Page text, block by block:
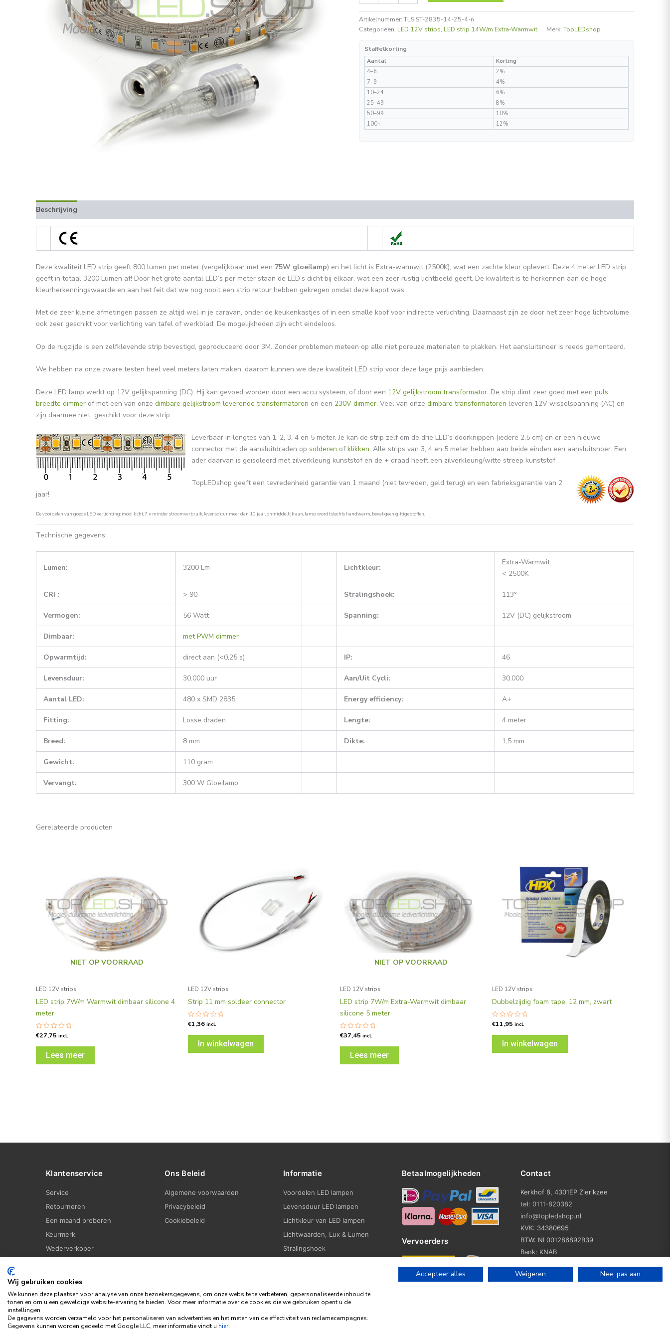
Artikelnummer:TLS ST-2835-14-25-4-n
Categorieën: LED 12V strips, LED strip 14W/m Extra-Warmwit Merk:TopLEDshop
Staffelkorting
Aantal
Korting
4–6
2%
7–9
4%
10–24
6%
25–49
8%
50–99
10%
100+
12%
Beschrijving
Deze kwaliteit LED strip geeft 800 lumen per meter (vergelijkbaar met een 75W gloeilamp) en het licht is Extra-warmwit (2500K), wat een zachte kleur oplevert. Deze 4 meter LED strip
geeft in totaal 3200 Lumen af! Door het grote aantal LED’s per meter staan de LED’s dicht bij elkaar, wat een zeer rustig lichtbeeld geeft. De kwaliteit is te herkennen aan de hoge
kleurherkenningswaarde en aan het feit dat we nog nooit een strip retour hebben gekregen omdat deze kapot was.
Met de zeer kleine afmetingen passen ze altijd wel in je caravan, onder de keukenkastjes of in een smalle koof voor indirecte verlichting. Daarnaast zijn ze door het zeer hoge lichtvolume
ook zeer geschikt voor verlichting van tafel of werkblad. De mogelijkheden zijn echt eindeloos.
Op de rugzijde is een zelfklevende strip bevestigd, geproduceerd door 3M. Zonder problemen meteen op alle niet poreuze materialen te plakken. Het aansluitsnoer is reeds gemonteerd.
We hebben na onze zware testen heel veel meters laten maken, daarom kunnen we deze kwaliteit LED strip voor deze lage prijs aanbieden.
Deze LED lamp werkt op 12V gelijkspanning (DC). Hij kan gevoed worden door een accu systeem, of door een 12V gelijkstroom transformator. De strip dimt zeer goed met een puls
breedte dimmer of met een van onze dimbare gelijkstroom leverende transformatoren en een 230V dimmer. Veel van onze dimbare transformatoren leveren 12V wisselspanning (AC) en
zijn daarmee niet geschikt voor deze strip.
Leverbaar in lengtes van 1, 2, 3, 4 en 5 meter. Je kan de strip zelf om de drie LED’s doorknippen (iedere 2,5 cm) en er een nieuwe
connector met de aansluitdraden op solderen ofklikken. Alle strips van 3, 4 en 5 meter hebben aan beide einden een aansluitsnoer. Een
ader daarvan is geïsoleerd met zilverkleurig kunststof en de + draad heeft een zilverkleurig/witte streep kunststof.
TopLEDshop geeft een tevredenheid garantie van 1 maand (niet tevreden, geld terug) en een fabrieksgarantie van 2
jaar!
De voordelen van goede LED verlichting: mooi licht, 7 x minder stroomverbruik, levensduur meer dan 10 jaar, onmiddellijk aan, lamp wordt slechts handwarm, bevat geen giftige stoffen.
Technische gegevens:
Lumen: 3200 Lm Lichtkleur:
Extra-Warmwit:
< 2500K
CRI : > 90 Stralingshoek: 113°
Vermogen: 56 Watt Spanning: 12V (DC) gelijkstroom
Dimbaar: met PWM dimmer
Opwarmtijd: direct aan (<0,25 s) IP: 46
Levensduur: 30.000 uur Aan/Uit Cycli: 30.000
Aantal LED: 480 x SMD 2835 Energy efficiency: A+
Fitting: Losse draden Lengte: 4 meter
Breed: 8 mm Dikte: 1,5 mm
Gewicht: 110 gram
Vervangt: 300 W Gloeilamp
Gerelateerde producten
NIET OP VOORRAAD
LED 12V strips
LED strip 7W/m Warmwit dimbaar silicone 4
meter
Gewaardeerd
uit
€27,75 incl.
Lees meer
LED 12V strips
Strip 11 mm soldeer connector
Gewaardeerd
uit
€1,36 incl.
In winkelwagen
NIET OP VOORRAAD
LED 12V strips
LED strip 7W/m Extra-Warmwit dimbaar
silicone 5 meter
Gewaardeerd
uit
€37,45 incl.
Lees meer
LED 12V strips
Dubbelzijdig foam tape, 12 mm, zwart
Gewaardeerd
uit
€11,95 incl.
In winkelwagen
Klantenservice
Service
Retourneren
Een maand proberen
Keurmerk
Wederverkoper
Ons Beleid
Algemene voorwaarden
Privacybeleid
Cookiebeleid
Informatie
Voordelen LED lampen
Levensduur LED lampen
Lichtkleur van LED lampen
Lichtwaarden, Lux & Lumen
Stralingshoek
Betaalmogelijkheden
Vervoerders
Contact
Kerkhof 8, 4301EP Zierikzee
tel: 0111-820382
info@topledshop.nl
KVK: 34380695
BTW: NL001286892B39
Bank: KNAB
© 2026 | Alle rechten voorbehouden | Gemaakt door
Wij gebruiken cookies
We kunnen deze plaatsen voor analyse van onze bezoekersgegevens, om onze website te verbeteren, gepersonaliseerde inhoud te
tonen en om u een geweldige website-ervaring te bieden. Voor meer informatie over de cookies die we gebruiken opent u de
instellingen.
De gegevens worden verzameld voor het personaliseren van advertenties en het meten van de effectiviteit van reclamecampagnes.
Gegevens kunnen worden gedeeld met Google LLC, meer informatie vindt u hier.
Accepteer alles Weigeren Nee, pas aan